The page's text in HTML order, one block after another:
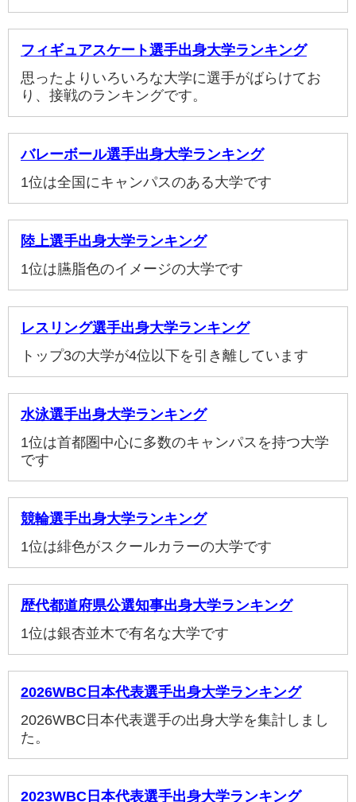
フィギュアスケート選手出身大学ランキング
思ったよりいろいろな大学に選手がばらけてお
り、接戦のランキングです。
バレーボール選手出身大学ランキング
1位は全国にキャンパスのある大学です
陸上選手出身大学ランキング
1位は臙脂色のイメージの大学です
レスリング選手出身大学ランキング
トップ3の大学が4位以下を引き離しています
水泳選手出身大学ランキング
1位は首都圏中心に多数のキャンパスを持つ大学
です
競輪選手出身大学ランキング
1位は緋色がスクールカラーの大学です
歴代都道府県公選知事出身大学ランキング
1位は銀杏並木で有名な大学です
2026WBC日本代表選手出身大学ランキング
2026WBC日本代表選手の出身大学を集計しまし
た。
2023WBC日本代表選手出身大学ランキング